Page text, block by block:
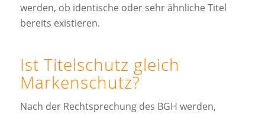
werden, ob identische oder sehr ähnliche Titel
bereits existieren.
Ist Titelschutz gleich
Markenschutz?
Nach der Rechtsprechung des BGH werden,